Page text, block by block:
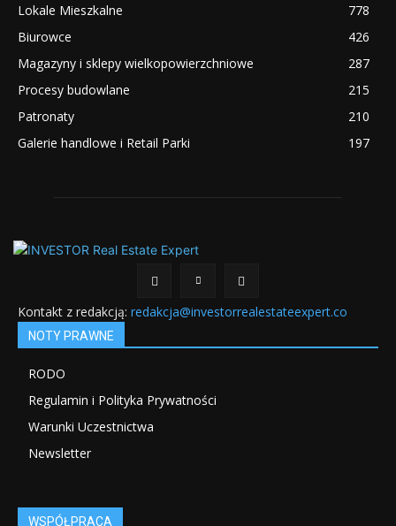
Lokale Mieszkalne
778
Biurowce
426
Magazyny i sklepy wielkopowierzchniowe
287
Procesy budowlane
215
Patronaty
210
Galerie handlowe i Retail Parki
197
Kontakt z redakcją: redakcja@investorrealestateexpert.co
NOTY PRAWNE
RODO
Regulamin i Polityka Prywatności
Warunki Uczestnictwa
Newsletter
WSPÓŁPRACA